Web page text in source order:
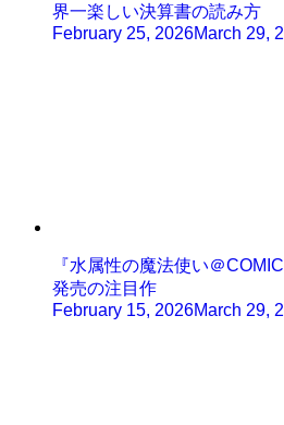
界一楽しい決算書の読み方
February 25, 2026March 29,
『水属性の魔法使い＠
発売の注目作
February 15, 2026March 29,